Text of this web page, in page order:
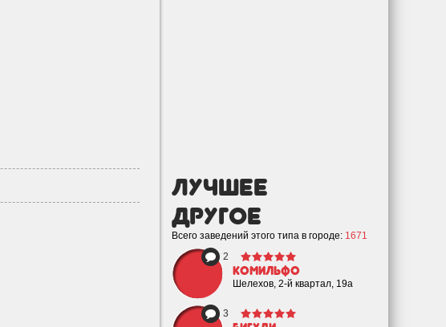
лучшее
Другое
Всего заведений этого типа в городе: 1671
2
Комильфо
Шелехов, 2-й квартал, 19а
3